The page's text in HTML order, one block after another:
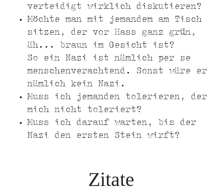
verteidigt wirklich diskutieren?
Möchte man mit jemandem am Tisch
sitzen, der vor Hass ganz grün,
äh... braun im Gesicht ist?
So ein Nazi ist nämlich per se
menschenverachtend. Sonst wäre er
nämlich kein Nazi.
Muss ich jemanden tolerieren, der
mich nicht toleriert?
Muss ich darauf warten, bis der
Nazi den ersten Stein wirft?
Zitate